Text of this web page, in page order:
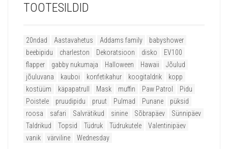
TOOTESILDID
20ndad Aastavahetus Addams family
babyshower
beebipidu
charleston Dekoratsioon disko
EV100
flapper
gabby nukumaja Halloween Hawaii
Jõulud
jõuluvana
kauboi konfetikahur koogitaldrik
kopp
kostüüm
käpapatrull Mask muffin Paw Patrol
Pidu
Poistele
pruudipidu pruut Pulmad Punane
püksid
roosa
safari Salvrätikud sinine Sõbrapäev
Sünnipäev
Taldrikud
Topsid Tüdruk Tüdrukutele
Valentinipäev
vanik
värviline Wednesday